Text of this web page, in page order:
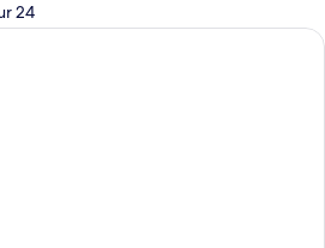
24
Une chambre avec une tête de lit